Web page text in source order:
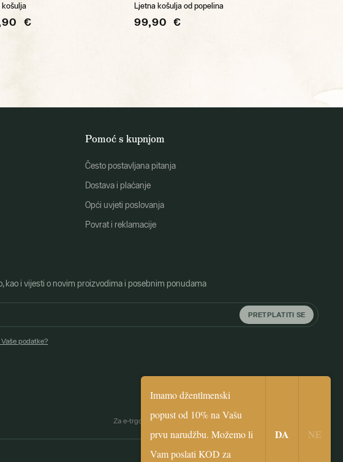
košulja
€
Ljetna košulja od popelina
99,90 €
Pomoć s kupnjom
Često postavljana pitanja
Dostava i plaćanje
Opći uvjeti poslovanja
Povrat i reklamacije
kao i vijesti o novim proizvodima i posebnim ponudama
PRETPLATITI SE
podatke?
Za e-trgovinu je zaslužna Simplia.cz | Webdesign by
Imamo džentlmenski
popust od 10% na Vašu
prvu narudžbu. Možemo li
Vam poslati KOD za
DA NE